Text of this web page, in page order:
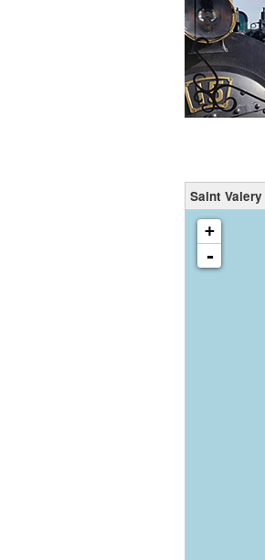
Saint
chargement de la
+
-